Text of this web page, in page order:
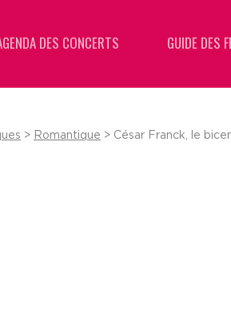
DES CONCERTS GUIDE DES
> Romantique > César Franck, le